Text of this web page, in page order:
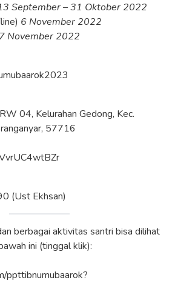
September – 31 Oktober 2022
6 November 2022
November 2022
04, Kelurahan Gedong, Kec.
57716
(Ust Ekhsan)
berbagai aktivitas santri bisa dilihat
ini (tinggal klik):
ppttibnumubaarok?